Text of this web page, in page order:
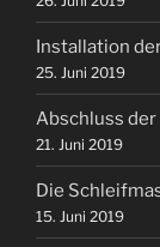
Installation
25. Juni 2019
Abschluss
21. Juni 2019
Die
15. Juni 2019